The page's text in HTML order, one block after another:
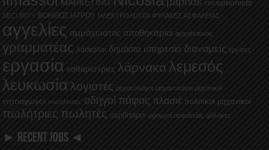
MARKETING receptionists
SECURITY ΒΟΗΘΟΣ ΙΑΤΡΟΥ ΗΛΕΚΤΡΟΛΟΓΟΙ ΦΥΛΑΚΕΣ ΑΣΦΑΛΕΙΑΣ
αγγελίες αμμόχωστος αποθηκάριοι αρχιτέκτονας
γραμματέας δάσκαλοι δημόσια υπηρεσία διανομείς εργάτες
εργασία καθαρίστριες λάρνακα λεμεσός
λευκωσία λογιστές μηχανολόγοι μηχανολόγοι μηχανικοί
νηπιαγωγοί νοσηλευτές οδηγοί πάφος πλασιέ πολιτικοί μηχανικοί
πωλήτριες πωλητές σερβιτόροι φρουροί ασφαλείας φύλακες
► RECENT JOBS ◄